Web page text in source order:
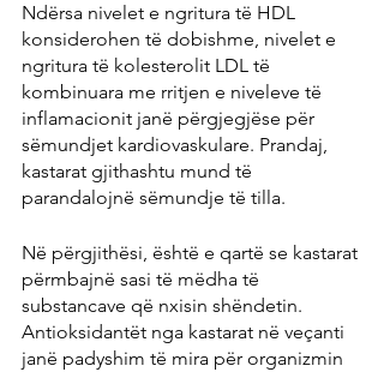
Ndërsa nivelet e ngritura të HDL
konsiderohen të dobishme, nivelet e
ngritura të kolesterolit LDL të
kombinuara me rritjen e niveleve të
inflamacionit janë përgjegjëse për
sëmundjet kardiovaskulare. Prandaj,
kastarat gjithashtu mund të
parandalojnë sëmundje të tilla.
Në përgjithësi, është e qartë se kastarat
përmbajnë sasi të mëdha të
substancave që nxisin shëndetin.
Antioksidantët nga kastarat në veçanti
janë padyshim të mira për organizmin